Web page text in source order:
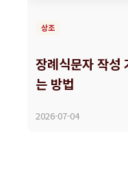
상조
장례식문자 작성
는 방법
2026-07-04